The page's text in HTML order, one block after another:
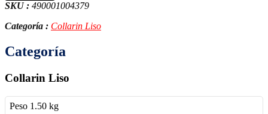
SKU : 490001004379
Categoría : Collarin Liso
Categoría
Collarin Liso
Peso 1.50 kg